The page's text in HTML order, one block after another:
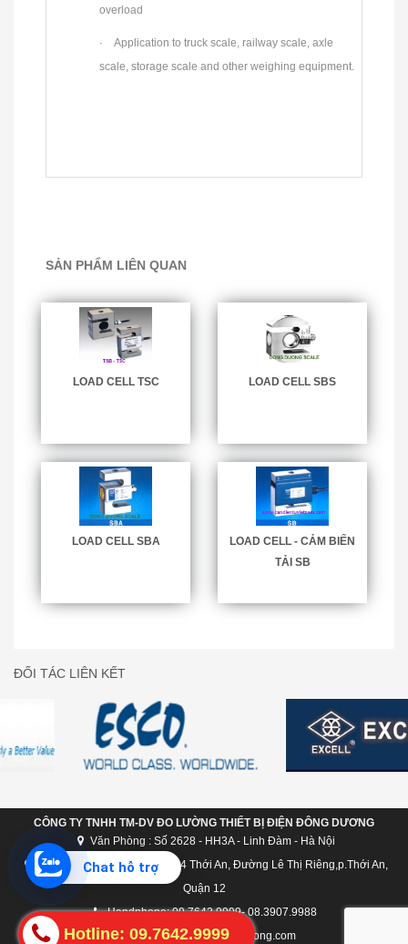
overload
· Application to truck scale, railway scale, axle
scale, storage scale and other weighing equipment.
SẢN PHẨM LIÊN QUAN
LOAD CELL TSC LOAD CELL SBS
LOAD CELL SBA
LOAD CELL - CẢM BIẾN
TẢI SB
ĐỐI TÁC LIÊN KẾT
CÔNG TY TNHH TM-DV ĐO LƯỜNG THIẾT BỊ ĐIỆN ĐÔNG DƯƠNG
Văn Phòng : Số 2628 - HH3A - Linh Đàm - Hà Nội
Chi nhánh Hồ Chí Minh: C124 Thới An, Đường Lê Thị Riêng,p.Thới An,
Quận 12
Handphone: 09.7642.9999- 08.3907.9988
dongduong@candongduong.com
Hotline: 09.7642.9999
Chat hỗ trợ